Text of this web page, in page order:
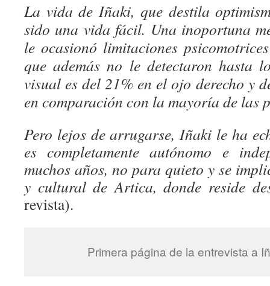
La vida de Iñaki, que destila
sido una vida fácil. Una inoportuna
le ocasionó limitaciones
que además no le detectaron hasta
visual es del 21% en el ojo derecho y
en comparación con la mayoría de las
Pero lejos de arrugarse, Iñaki le ha
es completamente autónomo e
muchos años, no para quieto y se
y cultural de Artica, donde reside
revista).
Primera página de la entrevista a